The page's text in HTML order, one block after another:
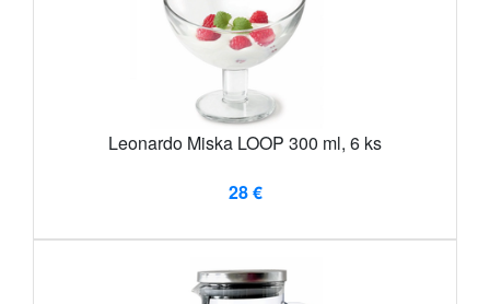
Leonardo Miska LOOP 300 ml, 6 ks
28 €